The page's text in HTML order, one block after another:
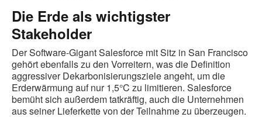
Die Erde als wichtigster
Stakeholder
Der Software-Gigant Salesforce mit Sitz in San Francisco
gehört ebenfalls zu den Vorreitern, was die Definition
aggressiver Dekarbonisierungsziele angeht, um die
Erderwärmung auf nur 1,5°C zu limitieren. Salesforce
bemüht sich außerdem tatkräftig, auch die Unternehmen
aus seiner Lieferkette von der Teilnahme zu überzeugen.